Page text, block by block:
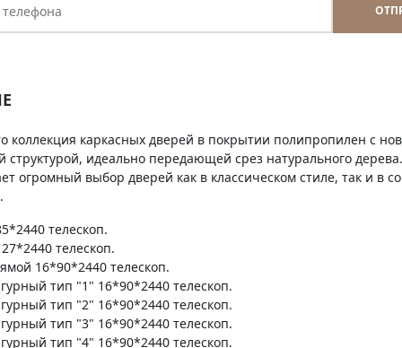
коллекция каркасных дверей в покрытии полипропилен с
структурой, идеально передающей срез натурального
огромный выбор дверей как в классическом стиле, так и в
телескоп.
телескоп.
16*90*2440 телескоп.
тип "1" 16*90*2440 телескоп.
тип "2" 16*90*2440 телескоп.
тип "3" 16*90*2440 телескоп.
тип "4" 16*90*2440 телескоп.